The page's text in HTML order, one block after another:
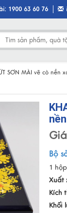
1900 63 60 76
SƠN MÀI vẽ cò
Bộ
1
Xuất
Kích
Khối